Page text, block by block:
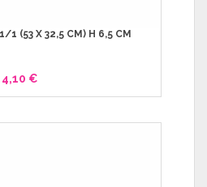
1 (53 X 32,5 CM) H 6,5 CM
4,10 €